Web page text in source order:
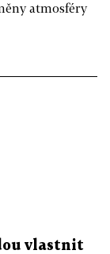
atmosféry
vlastnit